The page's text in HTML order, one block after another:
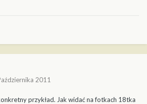
2011
przykład. Jak widać na fotkach 18tka